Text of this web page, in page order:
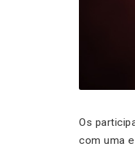
Os
com uma